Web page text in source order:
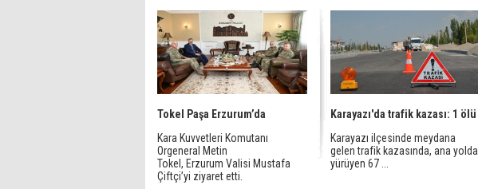
Tokel Paşa Erzurum’da
Kara Kuvvetleri Komutanı
Orgeneral Metin
Tokel, Erzurum Valisi Mustafa
Çiftçi’yi ziyaret etti.
Karayazı'da trafik kazası: 1 ölü
Karayazı ilçesinde meydana
gelen trafik kazasında, ana yolda
yürüyen 67 ...